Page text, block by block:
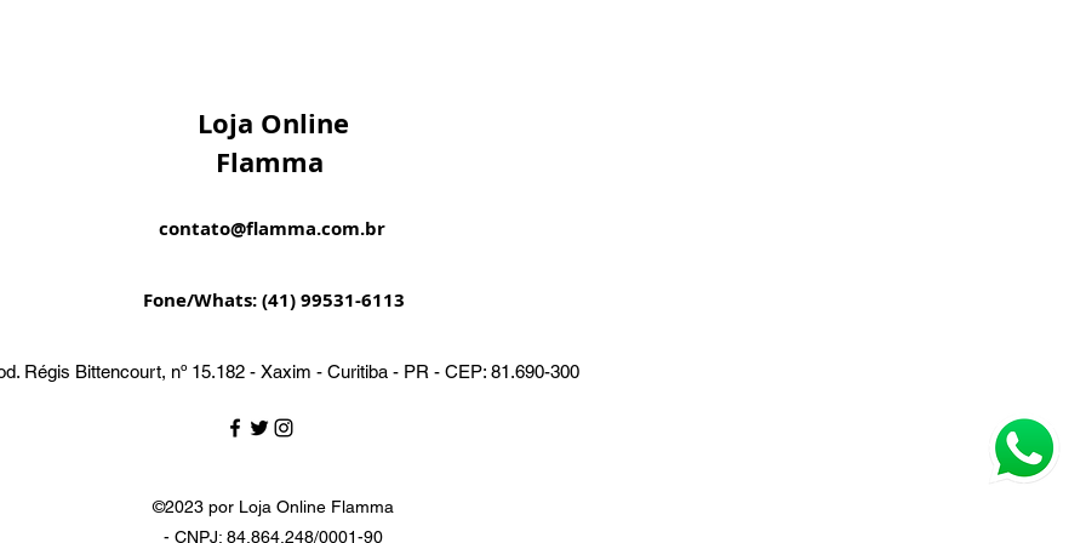
Loja Online
Flamma
contato@flamma.com.br
Fone/Whats: (41) 99531-6113
Régis Bittencourt, nº 15.182 - Xaxim - Curitiba - PR - CEP: 81.690-300
©2023 por Loja Online Flamma
- CNPJ: 84.864.248/0001-90